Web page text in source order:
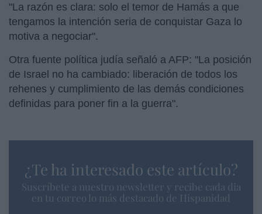
"La razón es clara: solo el temor de Hamás a que
tengamos la intención seria de conquistar Gaza lo
motiva a negociar".
Otra fuente política judía señaló a AFP: "La posición
de Israel no ha cambiado: liberación de todos los
rehenes y cumplimiento de las demás condiciones
definidas para poner fin a la guerra".
¿Te ha interesado este artículo?
Suscríbete a nuestro newsletter y recibe cada dia
en tu correo lo más destacado de Hispanidad